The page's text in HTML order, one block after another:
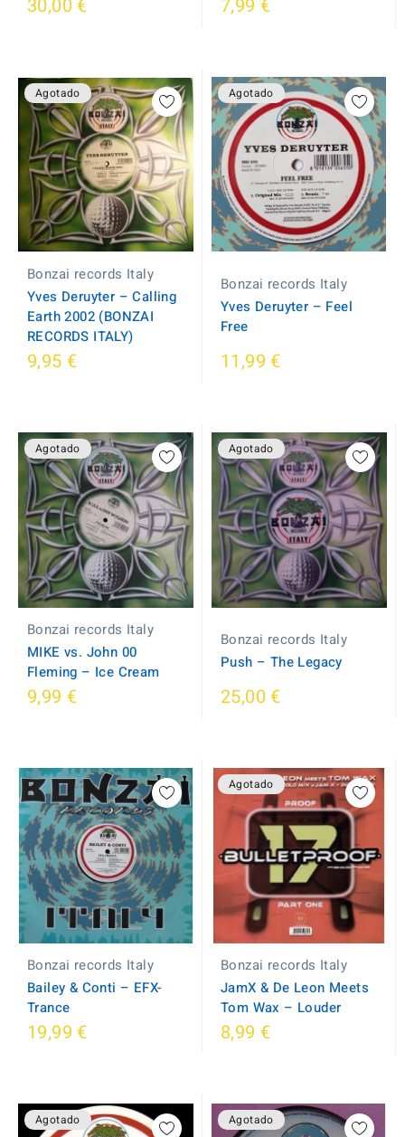
30,00 € 7,99 €
Agotado
Bonzai records Italy
Yves Deruyter ‎– Calling
Earth 2002 (BONZAI
RECORDS ITALY)
9,95 €
Agotado
Bonzai records Italy
Yves Deruyter ‎– Feel
Free
11,99 €
Agotado
Bonzai records Italy
MIKE vs. John 00
Fleming ‎– Ice Cream
9,99 €
Agotado
Bonzai records Italy
Push ‎– The Legacy
25,00 €
Bonzai records Italy
Bailey & Conti ‎– EFX-
Trance
19,99 €
Agotado
Bonzai records Italy
JamX & De Leon Meets
Tom Wax ‎– Louder
8,99 €
Agotado Agotado